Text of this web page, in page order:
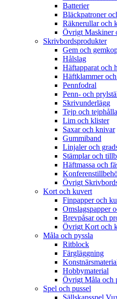
Batterier
Bläckpatroner
Räknerullar och
Övrigt Maskiner
Skrivbordsprodukter
Gem och
Hålslag
Häftapparat och
Häftklammer
Pennfodral
Penn- och
Skrivunderlägg
Tejp och
Lim och klister
Saxar och knivar
Gummiband
Linjaler och
Stämplar och
Häftmassa och
Övrigt
Kort och kuvert
Finpapper och
Omslagspapper
Brevpåsar och
Övrigt Kort och
Måla och pyssla
Ritblock
Färgläggning
Hobbymaterial
Övrigt Måla och
Spel och pussel
Sällskapsspel